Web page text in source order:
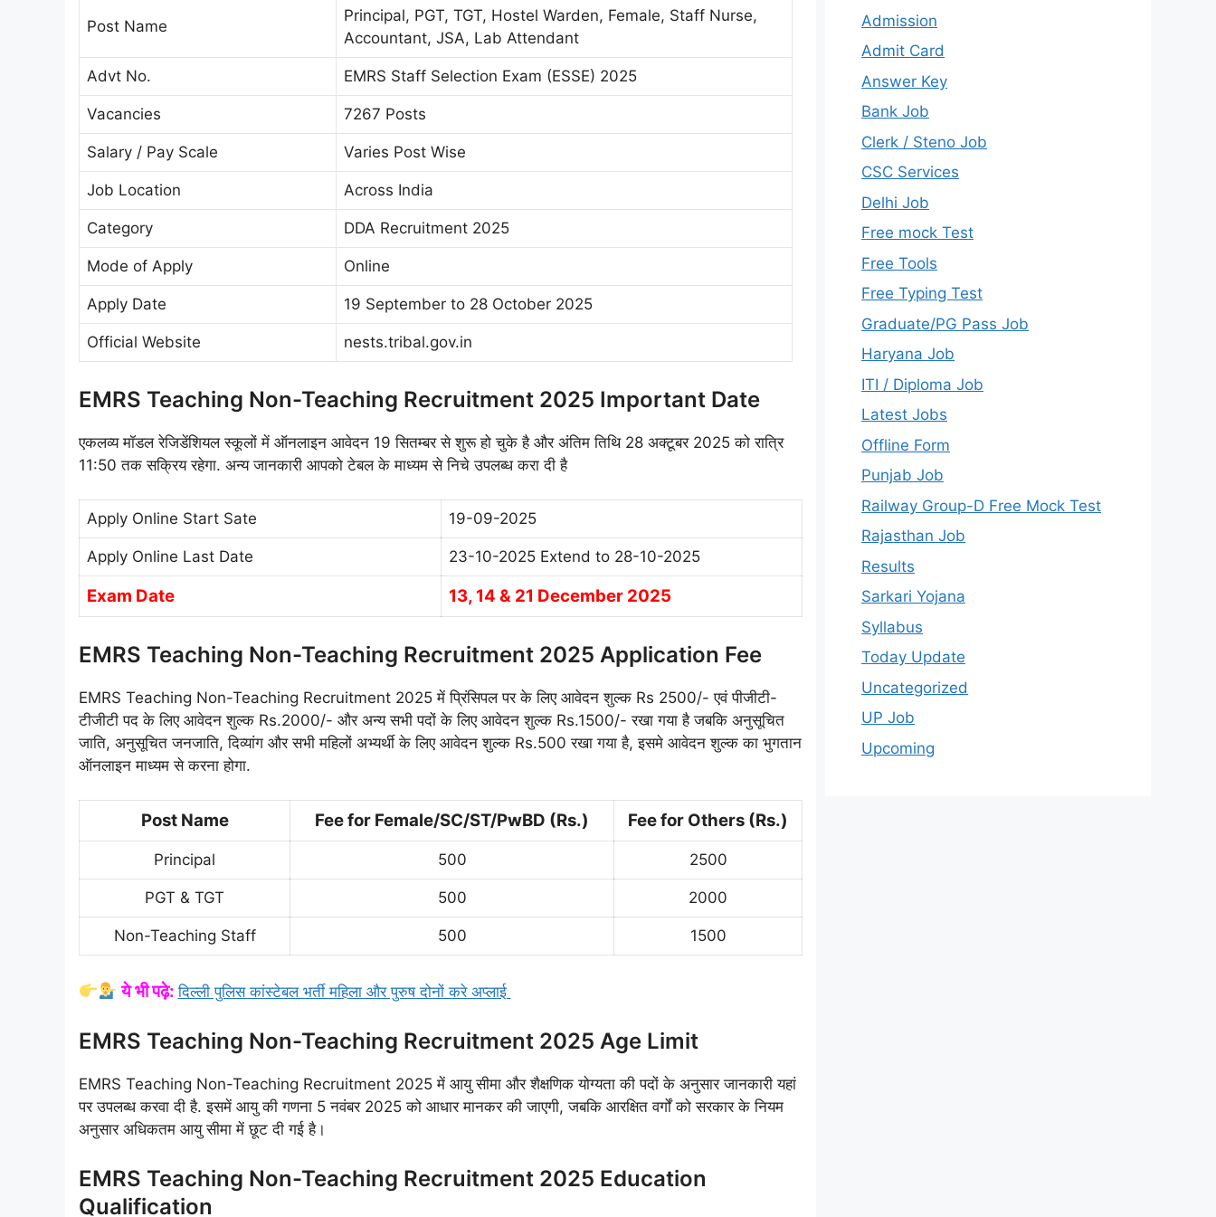
Post Name
Principal, PGT, TGT, Hostel Warden, Female, Staff Nurse,
Accountant, JSA, Lab Attendant
Advt No. EMRS Staff Selection Exam (ESSE) 2025
Vacancies 7267 Posts
Salary / Pay Scale Varies Post Wise
Job Location Across India
Category DDA Recruitment 2025
Mode of Apply Online
Apply Date 19 September to 28 October 2025
Official Website nests.tribal.gov.in
EMRS Teaching Non-Teaching Recruitment 2025 Important Date
एकलव्य मॉडल रेजिडेंशियल स्कूलों में ऑनलाइन आवेदन 19 सितम्बर से शुरू हो चुके है और अंतिम तिथि 28 अक्टूबर 2025 को रात्रि
11:50 तक सक्रिय रहेगा. अन्य जानकारी आपको टेबल के माध्यम से निचे उपलब्ध करा दी है
Apply Online Start Sate 19-09-2025
Apply Online Last Date 23-10-2025 Extend to 28-10-2025
Exam Date 13, 14 & 21 December 2025
EMRS Teaching Non-Teaching Recruitment 2025 Application Fee
EMRS Teaching Non-Teaching Recruitment 2025 में प्रिंसिपल पर के लिए आवेदन शुल्क Rs 2500/- एवं पीजीटी-
टीजीटी पद के लिए आवेदन शुल्क Rs.2000/- और अन्य सभी पदों के लिए आवेदन शुल्क Rs.1500/- रखा गया है जबकि अनुसूचित
जाति, अनुसूचित जनजाति, दिव्यांग और सभी महिलों अभ्यर्थी के लिए आवेदन शुल्क Rs.500 रखा गया है, इसमे आवेदन शुल्क का भुगतान
ऑनलाइन माध्यम से करना होगा.
Post Name Fee for Female/SC/ST/PwBD (Rs.) Fee for Others (Rs.)
Principal 500 2500
PGT & TGT 500 2000
Non-Teaching Staff 500 1500
ये भी पढ़े: दिल्ली पुलिस कांस्टेबल भर्ती महिला और पुरुष दोनों करे अप्लाई
EMRS Teaching Non-Teaching Recruitment 2025 Age Limit
EMRS Teaching Non-Teaching Recruitment 2025 में आयु सीमा और शैक्षणिक योग्यता की पदों के अनुसार जानकारी यहां
पर उपलब्ध करवा दी है. इसमें आयु की गणना 5 नवंबर 2025 को आधार मानकर की जाएगी, जबकि आरक्षित वर्गों को सरकार के नियम
अनुसार अधिकतम आयु सीमा में छूट दी गई है।
EMRS Teaching Non-Teaching Recruitment 2025 Education
Qualification
Admission
Admit Card
Answer Key
Bank Job
Clerk / Steno Job
CSC Services
Delhi Job
Free mock Test
Free Tools
Free Typing Test
Graduate/PG Pass Job
Haryana Job
ITI / Diploma Job
Latest Jobs
Offline Form
Punjab Job
Railway Group-D Free Mock Test
Rajasthan Job
Results
Sarkari Yojana
Syllabus
Today Update
Uncategorized
UP Job
Upcoming